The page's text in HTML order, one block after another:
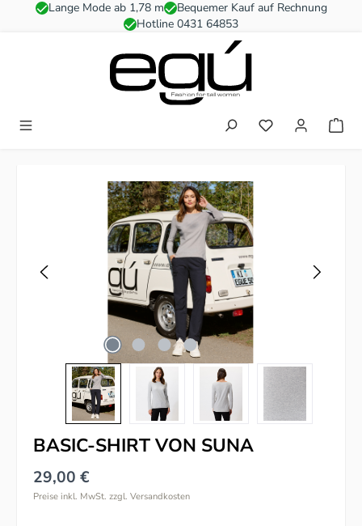
Zum Hauptinhalt springen
Lange Mode ab 1,78 m
Bequemer Kauf auf Rechnung
Hotline 0431 64853
Du hast 0
Bildergalerie überspringen
BASIC-SHIRT VON SUNA
29,00 €
Preise inkl. MwSt. zzgl. Versandkosten